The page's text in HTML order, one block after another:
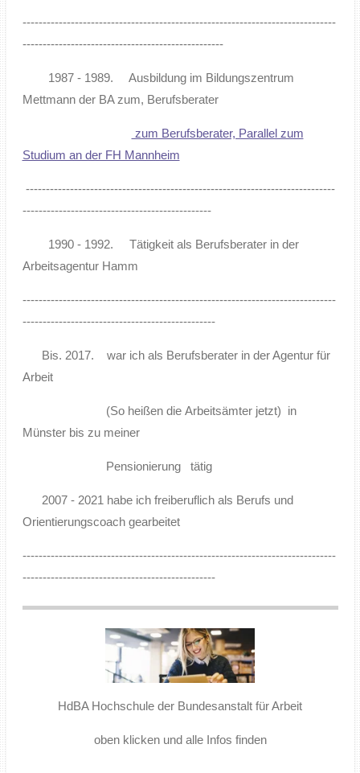
------------------------------------------------------------------------------
--------------------------------------------------
1987 - 1989. Ausbildung im Bildungszentrum
Mettmann der BA zum, Berufsberater
zum Berufsberater, Parallel zum
Studium an der FH Mannheim
-----------------------------------------------------------------------------
-----------------------------------------------
1990 - 1992. Tätigkeit als Berufsberater in der
Arbeitsagentur Hamm
------------------------------------------------------------------------------
------------------------------------------------
Bis. 2017. war ich als Berufsberater in der Agentur für
Arbeit
(So heißen dieArbeitsämter jetzt) in
Münster bis zu meiner
Pensionierung tätig
2007 - 2021 habe ich freiberuflich als Berufs und
Orientierungscoach gearbeitet
------------------------------------------------------------------------------
------------------------------------------------
HdBA Hochschule der Bundesanstalt für Arbeit
oben klicken und alle Infos finden